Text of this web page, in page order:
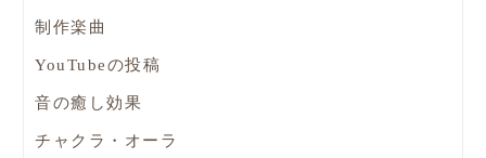
制作楽曲
YouTubeの投稿
音の癒し効果
チャクラ・オーラ